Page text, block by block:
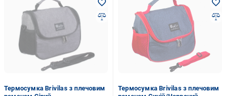
Термосумка Brivilas з плечовим
Термосумка Brivilas з плечовим